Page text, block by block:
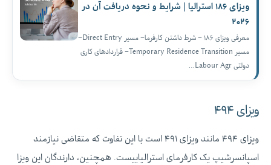
ویزای ۱۸۶ استرالیا | شرایط و نحوه دریافت آن در
۲۰۲۶
معرفی ویزای ۱۸۶ – شرط داشتن کارفرما– مسیر Direct Entry–
مسیر Temporary Residence Transition– قراردادهای کاری
دولتی Labour Agr…
ویزای ۴۹۴
ویزای ۴۹۴ مانند ویزای ۴۹۱ است با این تفاوت که متقاضی نیازمند
اسپانسرشیپ یک کارفرمای استرالیاییست. همچنین، دارندگان این ویزا